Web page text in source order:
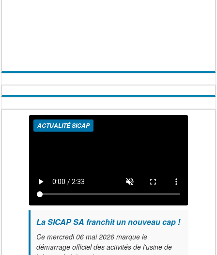
ACTUALITÉ SICAP
La SICAP SA franchit un nouveau cap !
Ce mercredi 06 mai 2026 marque le
démarrage officiel des activités de l'usine de